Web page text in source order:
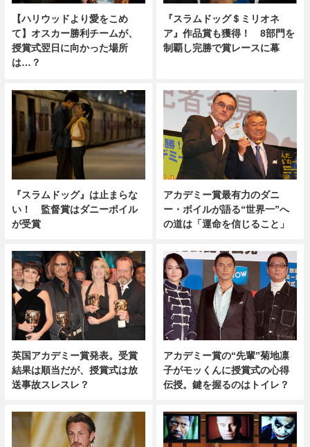
【ハリウッドより愛をこめ
て】オスカー勝利チームが、
授賞式翌日に向かった場所
は…？
『スラムドッグ＄ミリオネ
ア』作品賞も獲得！ 8部門を
制覇し完勝で賞レースに幕
『スラムドッグ』は止まらな
い！ 監督賞はダニーボイル
が受賞
アカデミー賞最有力のダニ
ー・ボイルが語る“世界一”へ
の道は「運命を信じること」
英国アカデミー賞発表。受賞
結果は順当だが、授賞式は放
送事故スレスレ？
アカデミー賞の“先輩”菊地凛
子がモッくんに授賞式の心得
伝授。鍵を握るのはトイレ？